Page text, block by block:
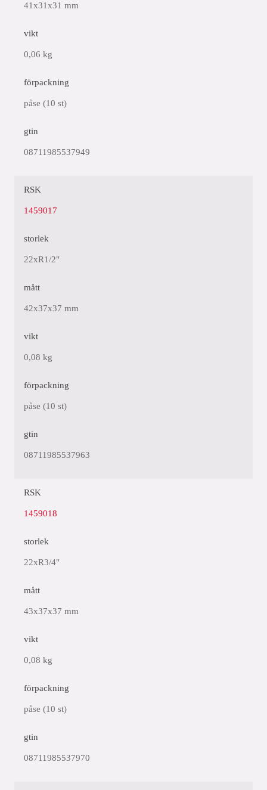
41x31x31 mm
vikt
0,06 kg
förpackning
påse (10 st)
gtin
08711985537949
RSK
1459017
storlek
22xR1/2"
mått
42x37x37 mm
vikt
0,08 kg
förpackning
påse (10 st)
gtin
08711985537963
RSK
1459018
storlek
22xR3/4"
mått
43x37x37 mm
vikt
0,08 kg
förpackning
påse (10 st)
gtin
08711985537970